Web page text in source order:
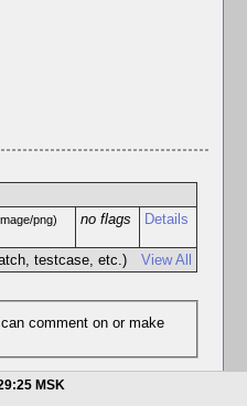
png)
no flags Details
View All
testcase, etc.)
MSK